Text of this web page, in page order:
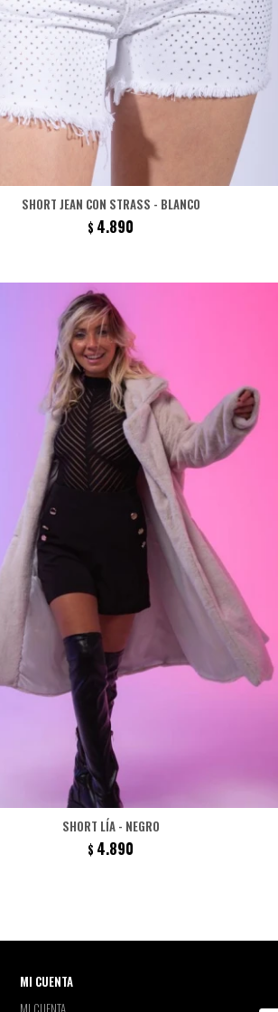
SHORT JEAN CON STRASS - BLANCO
$ 4.890
SHORT LÍA - NEGRO
$ 4.890
MI CUENTA
MI CUENTA